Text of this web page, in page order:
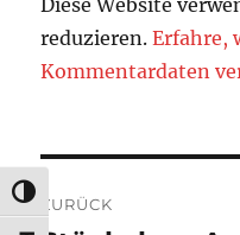
UMSCHALTEN AUF
Diese Website
reduzieren.Erfahre,
Kommentardaten
ZURÜCK